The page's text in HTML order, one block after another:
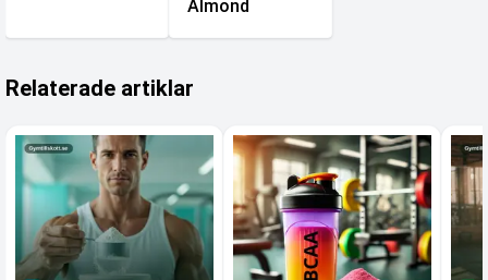
Almond
Relaterade artiklar